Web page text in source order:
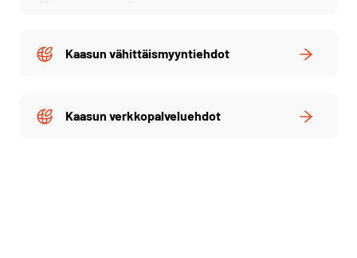
Kaasun vähittäismyyntiehdot
Kaasun verkkopalveluehdot